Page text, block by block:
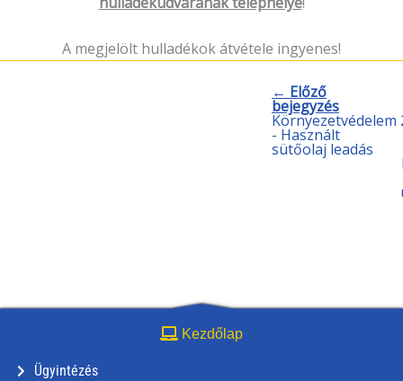
A megjelölt hulladékok átvétele ingyenes!
← Előző
bejegyzés
Környezetvédelem
- Használt
sütőolaj leadás
Kezdőlap
Ügyintézés